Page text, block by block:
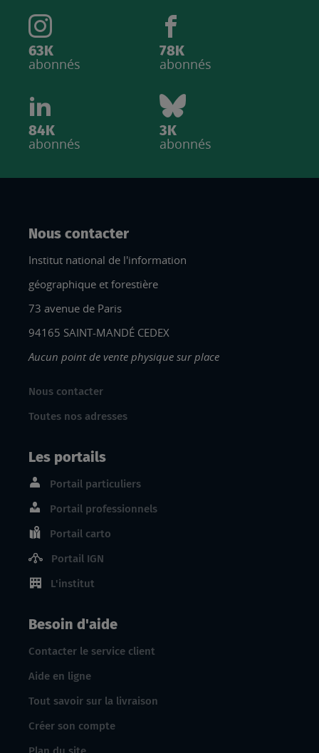
63K
abonnés
78K
abonnés
84K
abonnés
3K
abonnés
Nous contacter
Institut national de l'information
géographique et forestière
73 avenue de Paris
94165 SAINT-MANDÉ CEDEX
Aucun point de vente physique sur place
Nous contacter
Toutes nos adresses
Les portails
Portail particuliers
Portail professionnels
Portail carto
Portail IGN
L'institut
Besoin d'aide
Contacter le service client
Aide en ligne
Tout savoir sur la livraison
Créer son compte